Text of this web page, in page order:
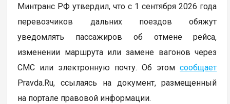
Минтранс РФ утвердил, что с 1 сентября 2026 года
перевозчиков дальних поездов обяжут
уведомлять пассажиров об отмене рейса,
изменении маршрута или замене вагонов через
СМС или электронную почту. Об этомсообщает
Pravda.Ru, ссылаясь на документ, размещенный
на портале правовой информации.